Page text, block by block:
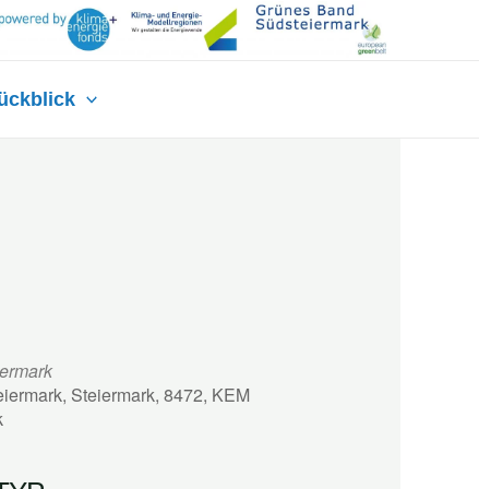
Steiermark, 8472, KEM